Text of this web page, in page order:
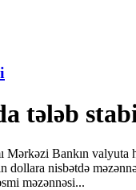
tələb
Mərkəzi Bankın
dollara nisbətdə
məzənnəsi...